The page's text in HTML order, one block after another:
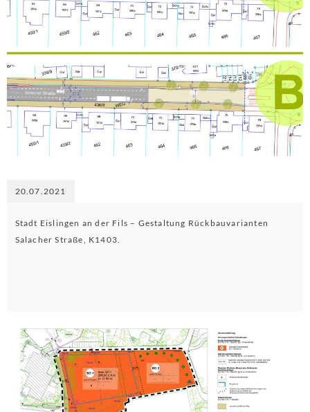
20.07.2021
Stadt Eislingen an der Fils – Gestaltung Rückbauvarianten
Salacher Straße, K1403.